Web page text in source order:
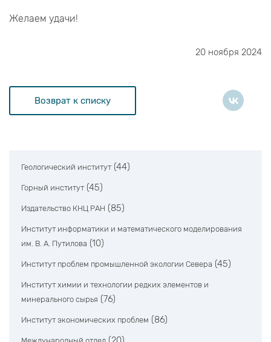
Желаем удачи!
20 ноября 2024
Возврат к списку
Геологический институт (44)
Горный институт (45)
Издательство КНЦ РАН (85)
Институт информатики и математического моделирования
им. В. А. Путилова (10)
Институт проблем промышленной экологии Севера (45)
Институт химии и технологии редких элементов и
минерального сырья (76)
Институт экономических проблем (86)